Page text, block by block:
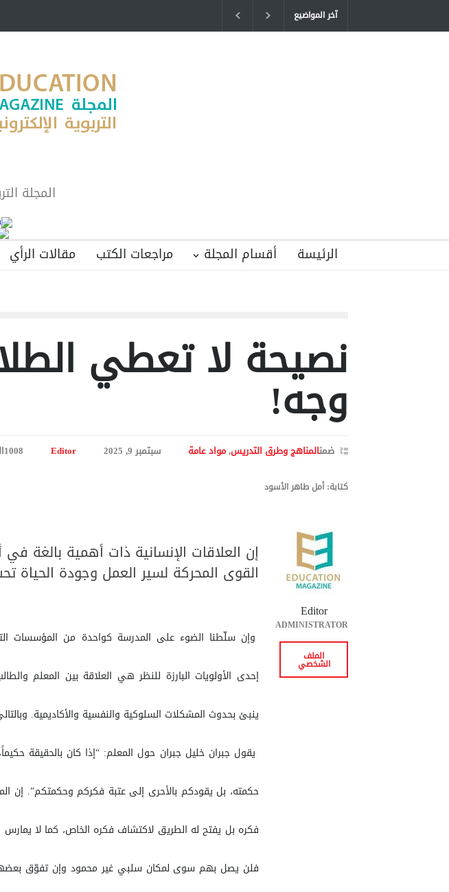
آخر المواضيع
لماذا تعد برامج
المجلة
الرئيسة أقسام المجلة مراجعات الكتب مقالات الرأي
نصيحة لا تعطي
وجه!
ضمنالمناهج وطرق التدريس,مواد عامة سبتمبر 9, 2025 Editor 1008المشاهدات
كتابة: أمل طاهر الأسود
إن العلاقات الإنسانية ذات أهمية بالغة
القوى المحركة لسير العمل وجودة الحياة
وإن سلّطنا الضوء على المدرسة كواحدة من المؤسسات
إحدى الأولويات البارزة للنظر هي العلاقة بين المعلم
ينبئ بحدوث المشكلات السلوكية والنفسية والأكاديمية.
يقول جبران خليل جبران حول المعلم: “إذا كان بالحقيقة
حكمته، بل يقودكم بالأحرى إلى عتبة فكركم وحكمتكم”. إن
فكره بل يفتح له الطريق لاكتشاف فكره الخاص، كما لا يمارس
فلن يصل بهم سوى لمكان سلبي غير محمود وإن تفوّق بعضهم
Editor
ADMINISTRATOR
الملف
الشخصي